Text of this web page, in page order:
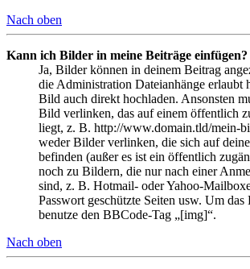
Nach oben
Kann ich Bilder in meine Beiträge einfügen?
Ja, Bilder können in deinem Beitrag
die Administration Dateianhänge erlaubt
Bild auch direkt hochladen. Ansonsten
Bild verlinken, das auf einem öffentlich
liegt, z. B. http://www.domain.tld/mein-
weder Bilder verlinken, die sich auf
befinden (außer es ist ein öffentlich
noch zu Bildern, die nur nach einer
sind, z. B. Hotmail- oder Yahoo-
Passwort geschützte Seiten usw. Um
benutze den BBCode-Tag „[img]“.
Nach oben